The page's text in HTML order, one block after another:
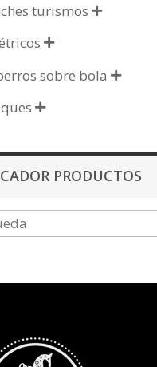
turismos 

sobre bola 

PRODUCTOS